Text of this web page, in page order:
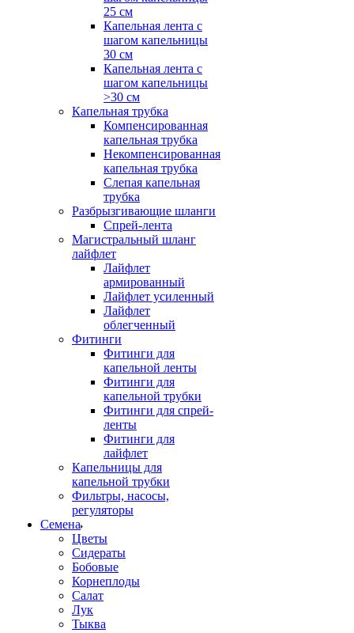
25 см
Капельная лента с
шагом капельницы
30 см
Капельная лента с
шагом капельницы
>30 см
Капельная трубка
Компенсированная
капельная трубка
Некомпенсированная
капельная трубка
Слепая капельная
трубка
Разбрызгивающие шланги
Спрей-лента
Магистральный шланг
лайфлет
Лайфлет
армированный
Лайфлет усиленный
Лайфлет
облегченный
Фитинги
Фитинги для
капельной ленты
Фитинги для
капельной трубки
Фитинги для спрей-
ленты
Фитинги для
лайфлет
Капельницы для
капельной трубки
Фильтры, насосы,
регуляторы
Семена
Цветы
Сидераты
Бобовые
Корнеплоды
Салат
Лук
Тыква